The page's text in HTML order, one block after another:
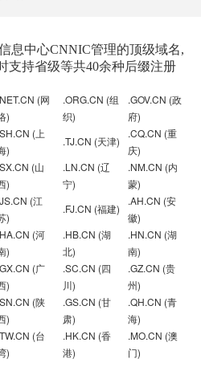
息中心CNNIC管理的顶级域名,
支持省级等共40余种后缀注册
(网
)
.ORG.CN (组
织)
.GOV.CN (政
府)
(上
)
.TJ.CN (天津)
.CQ.CN (重
庆)
(山
)
.LN.CN (辽
宁)
.NM.CN (内
蒙)
(江
)
.FJ.CN (福建)
.AH.CN (安
徽)
(河
)
.HB.CN (湖
北)
.HN.CN (湖
南)
(广
)
.SC.CN (四
川)
.GZ.CN (贵
州)
(陕
)
.GS.CN (甘
肃)
.QH.CN (青
海)
(台
)
.HK.CN (香
港)
.MO.CN (澳
门)